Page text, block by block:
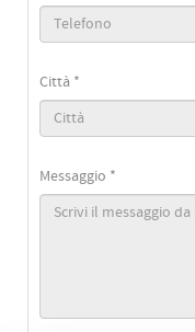
Città *
Messaggio *